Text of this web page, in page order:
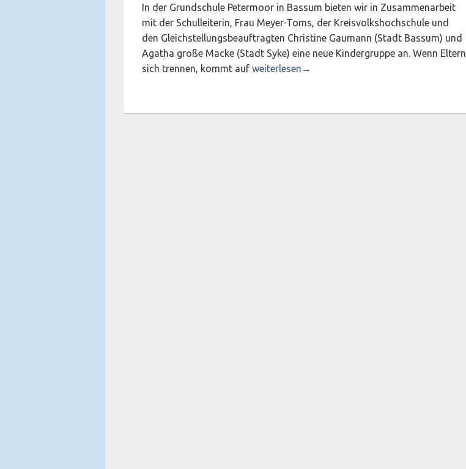
In der Grundschule Petermoor in Bassum bieten wir in Zusammenarbeit
mit der Schulleiterin, Frau Meyer-Toms, der Kreisvolkshochschule und
den Gleichstellungsbeauftragten Christine Gaumann (Stadt Bassum) und
Agatha große Macke (Stadt Syke) eine neue Kindergruppe an. Wenn Eltern
sich trennen, kommt auf Trennung – Scheidung – Neubeginn: Gruppe für
weiterlesen →